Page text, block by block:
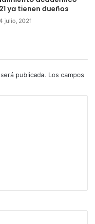
ya tienen dueños
julio, 2021
publicada. Los campos